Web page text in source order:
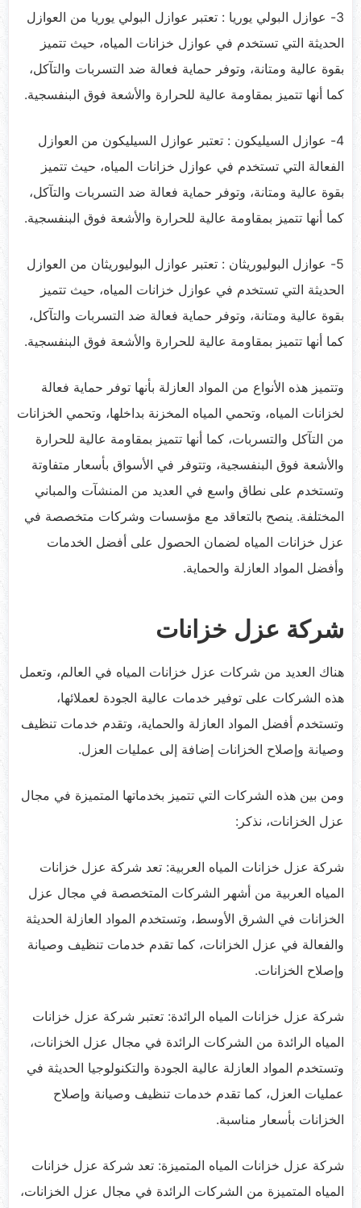
3- عوازل البولي يوريا : تعتبر عوازل البولي يوريا من العوازل
الحديثة التي تستخدم في عوازل خزانات المياه، حيث تتميز
بقوة عالية ومتانة، وتوفر حماية فعالة ضد التسربات والتآكل،
كما أنها تتميز بمقاومة عالية للحرارة والأشعة فوق البنفسجية.
4- عوازل السيليكون : تعتبر عوازل السيليكون من العوازل
الفعالة التي تستخدم في عوازل خزانات المياه، حيث تتميز
بقوة عالية ومتانة، وتوفر حماية فعالة ضد التسربات والتآكل،
كما أنها تتميز بمقاومة عالية للحرارة والأشعة فوق البنفسجية.
5- عوازل البوليوريثان : تعتبر عوازل البوليوريثان من العوازل
الحديثة التي تستخدم في عوازل خزانات المياه، حيث تتميز
بقوة عالية ومتانة، وتوفر حماية فعالة ضد التسربات والتآكل،
كما أنها تتميز بمقاومة عالية للحرارة والأشعة فوق البنفسجية.
وتتميز هذه الأنواع من المواد العازلة بأنها توفر حماية فعالة
لخزانات المياه، وتحمي المياه المخزنة بداخلها، وتحمي الخزانات
من التآكل والتسربات، كما أنها تتميز بمقاومة عالية للحرارة
والأشعة فوق البنفسجية، وتتوفر في الأسواق بأسعار متفاوتة
وتستخدم على نطاق واسع في العديد من المنشآت والمباني
المختلفة. ينصح بالتعاقد مع مؤسسات وشركات متخصصة في
عزل خزانات المياه لضمان الحصول على أفضل الخدمات
وأفضل المواد العازلة والحماية.
شركة عزل خزانات
هناك العديد من شركات عزل خزانات المياه في العالم، وتعمل
هذه الشركات على توفير خدمات عالية الجودة لعملائها،
وتستخدم أفضل المواد العازلة والحماية، وتقدم خدمات تنظيف
وصيانة وإصلاح الخزانات إضافة إلى عمليات العزل.
ومن بين هذه الشركات التي تتميز بخدماتها المتميزة في مجال
عزل الخزانات، نذكر:
شركة عزل خزانات المياه العربية: تعد شركة عزل خزانات
المياه العربية من أشهر الشركات المتخصصة في مجال عزل
الخزانات في الشرق الأوسط، وتستخدم المواد العازلة الحديثة
والفعالة في عزل الخزانات، كما تقدم خدمات تنظيف وصيانة
وإصلاح الخزانات.
شركة عزل خزانات المياه الرائدة: تعتبر شركة عزل خزانات
المياه الرائدة من الشركات الرائدة في مجال عزل الخزانات،
وتستخدم المواد العازلة عالية الجودة والتكنولوجيا الحديثة في
عمليات العزل، كما تقدم خدمات تنظيف وصيانة وإصلاح
الخزانات بأسعار مناسبة.
شركة عزل خزانات المياه المتميزة: تعد شركة عزل خزانات
المياه المتميزة من الشركات الرائدة في مجال عزل الخزانات،